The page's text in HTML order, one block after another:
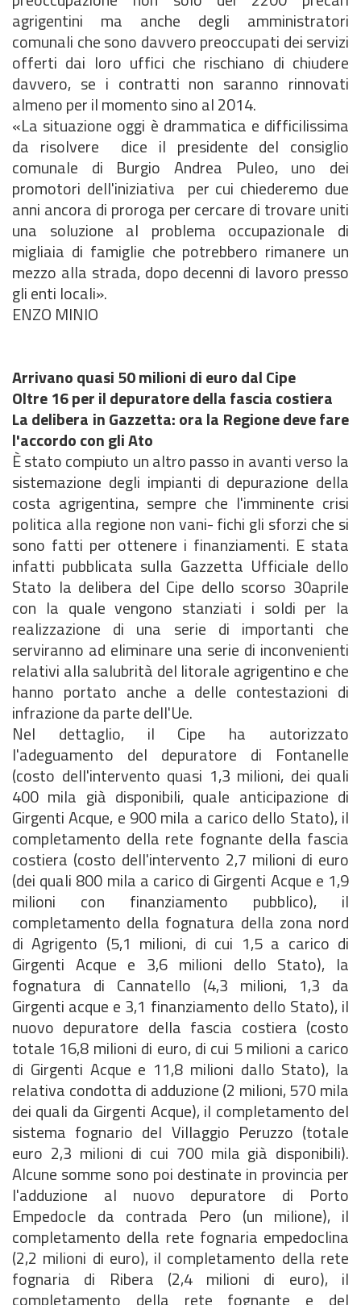
agrigentini ma anche degli amministratori
comunali che sono davvero preoccupati dei servizi
offerti dai loro uffici che rischiano di chiudere
davvero, se i contratti non saranno rinnovati
almeno per il momento sino al 2014.
«La situazione oggi è drammatica e difficilissima
da risolvere  dice il presidente del consiglio
comunale di Burgio Andrea Puleo, uno dei
promotori dell'iniziativa  per cui chiederemo due
anni ancora di proroga per cercare di trovare uniti
una soluzione al problema occupazionale di
migliaia di famiglie che potrebbero rimanere un
mezzo alla strada, dopo decenni di lavoro presso
gli enti locali».
ENZO MINIO
Arrivano quasi 50 milioni di euro dal Cipe
Oltre 16 per il depuratore della fascia costiera
La delibera in Gazzetta: ora la Regione deve fare
l'accordo con gli Ato
È stato compiuto un altro passo in avanti verso la
sistemazione degli impianti di depurazione della
costa agrigentina, sempre che l'imminente crisi
politica alla regione non vani- fichi gli sforzi che si
sono fatti per ottenere i finanziamenti. E stata
infatti pubblicata sulla Gazzetta Ufficiale dello
Stato la delibera del Cipe dello scorso 30aprile
con la quale vengono stanziati i soldi per la
realizzazione di una serie di importanti che
serviranno ad eliminare una serie di inconvenienti
relativi alla salubrità del litorale agrigentino e che
hanno portato anche a delle contestazioni di
infrazione da parte dell'Ue.
Nel dettaglio, il Cipe ha autorizzato
l'adeguamento del depuratore di Fontanelle
(costo dell'intervento quasi 1,3 milioni, dei quali
400 mila già disponibili, quale anticipazione di
Girgenti Acque, e 900 mila a carico dello Stato), il
completamento della rete fognante della fascia
costiera (costo dell'intervento 2,7 milioni di euro
(dei quali 800 mila a carico di Girgenti Acque e 1,9
milioni con finanziamento pubblico), il
completamento della fognatura della zona nord
di Agrigento (5,1 milioni, di cui 1,5 a carico di
Girgenti Acque e 3,6 milioni dello Stato), la
fognatura di Cannatello (4,3 milioni, 1,3 da
Girgenti acque e 3,1 finanziamento dello Stato), il
nuovo depuratore della fascia costiera (costo
totale 16,8 milioni di euro, di cui 5 milioni a carico
di Girgenti Acque e 11,8 milioni dallo Stato), la
relativa condotta di adduzione (2 milioni, 570 mila
dei quali da Girgenti Acque), il completamento del
sistema fognario del Villaggio Peruzzo (totale
euro 2,3 milioni di cui 700 mila già disponibili).
Alcune somme sono poi destinate in provincia per
l'adduzione al nuovo depuratore di Porto
Empedocle da contrada Pero (un milione), il
completamento della rete fognaria empedoclina
(2,2 milioni di euro), il completamento della rete
fognaria di Ribera (2,4 milioni di euro), il
completamento della rete fognante e del